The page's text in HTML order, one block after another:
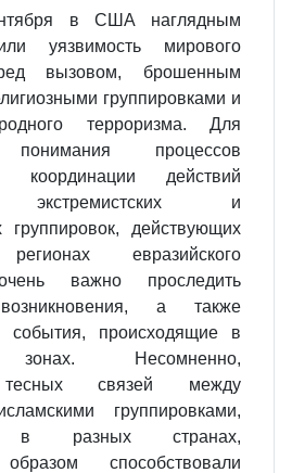
в США наглядным
уязвимость мирового
вызовом, брошенным
группировками и
терроризма. Для
понимания процессов
координации действий
экстремистских и
группировок, действующих
евразийского
важно проследить
а также
события, происходящие в
зонах. Несомненно,
тесных связей между
группировками,
в разных странах,
способствовали